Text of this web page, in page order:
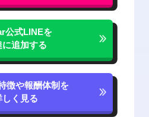
公式LINEを
に追加する
徴や報酬体制を
しく見る